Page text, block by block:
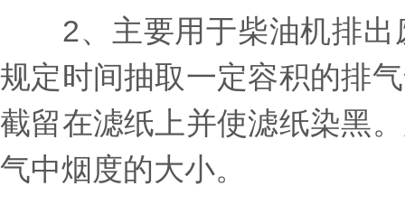
2、主要用于柴油机排出
规定时间抽取一定容积的排
截留在滤纸上并使滤纸染黑
气中烟度的大小。